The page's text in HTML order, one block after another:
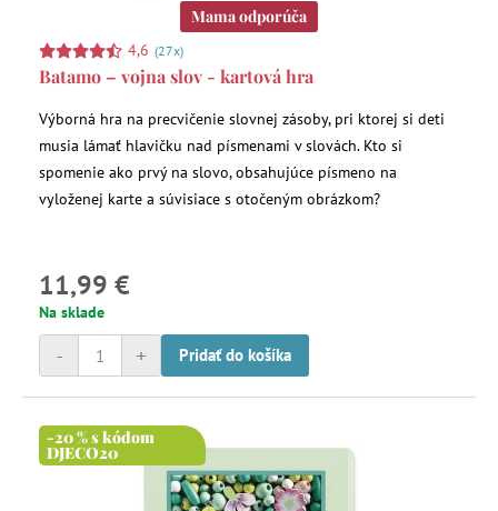
Mama odporúča
4,6 (27x)
Batamo – vojna slov - kartová hra
Výborná hra na precvičenie slovnej zásoby, pri ktorej si deti
musia lámať hlavičku nad písmenami v slovách. Kto si
spomenie ako prvý na slovo, obsahujúce písmeno na
vyloženej karte a súvisiace s otočeným obrázkom?
11,99 €
Na sklade
+
- Pridať do košíka
-20 % s kódom
DJECO20